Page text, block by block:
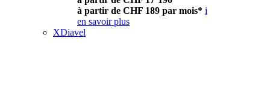
à partir de CHF 189 par mois* i
en savoir plus
XDiavel